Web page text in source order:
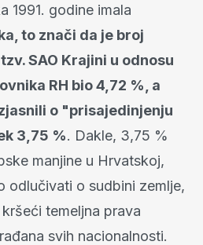
1991. godine imala
to znači da je broj
SAO Krajini u odnosu
RH bio 4,72 %, a
o "prisajedinjenju
3,75 %. Dakle, 3,75 %
manjine u Hrvatskoj,
odlučivati o sudbini zemlje,
temeljna prava
svih nacionalnosti.